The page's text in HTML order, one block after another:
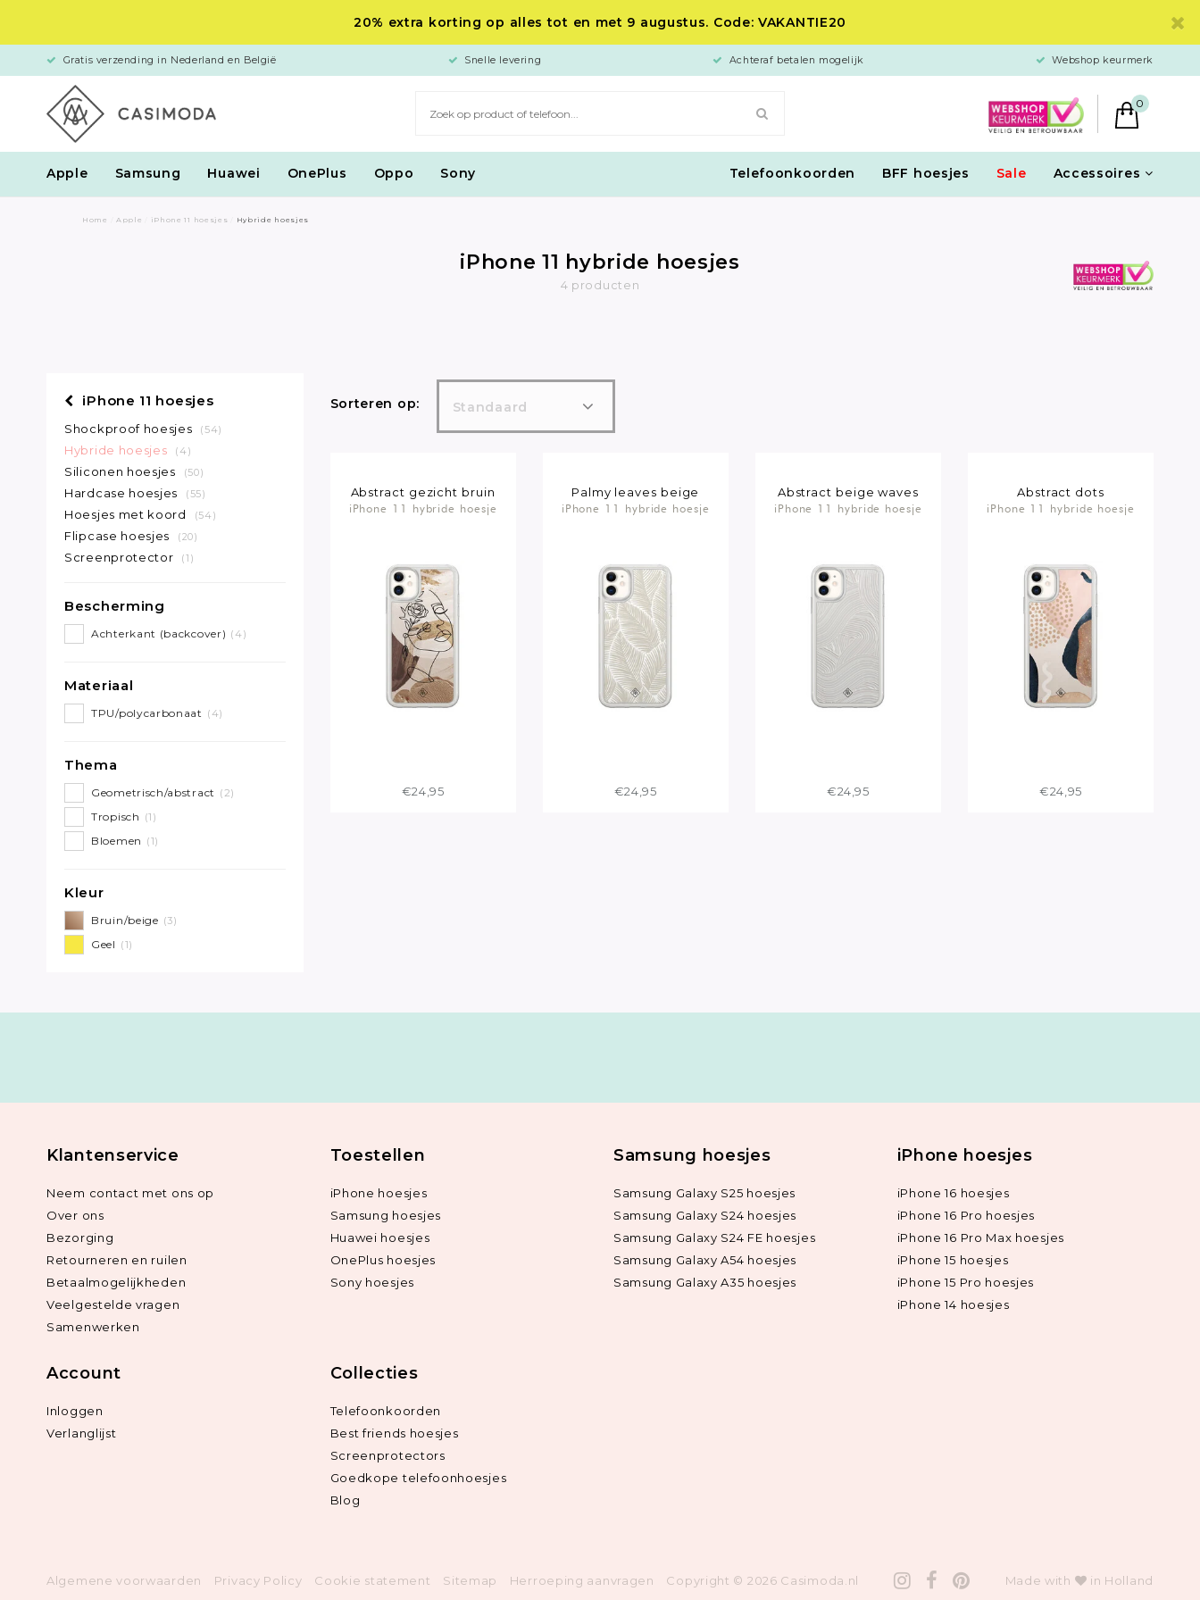
20% extra korting op alles tot en met 9 augustus. Code: VAKANTIE20
Gratis verzending in Nederland en België Snelle levering Achteraf betalen mogelijk Webshop keurmerk
0
Apple Samsung Huawei OnePlus Oppo Sony Telefoonkoorden BFF hoesjes Sale Accessoires
Home Apple iPhone 11 hoesjes Hybride hoesjes
iPhone 11 hybride hoesjes
4 producten
iPhone 11 hoesjes
Shockproof hoesjes (54)
Hybride hoesjes (4)
Siliconen hoesjes (50)
Hardcase hoesjes (55)
Hoesjes met koord (54)
Flipcase hoesjes (20)
Screenprotector (1)
Bescherming
Achterkant (backcover) (4)
Materiaal
TPU/polycarbonaat (4)
Thema
Geometrisch/abstract (2)
Tropisch (1)
Bloemen (1)
Kleur
Bruin/beige (3)
Geel (1)
Sorteren op: Standaard
Abstract gezicht bruin
iPhone 11 hybride hoesje
€24,95
Palmy leaves beige
iPhone 11 hybride hoesje
€24,95
Abstract beige waves
iPhone 11 hybride hoesje
€24,95
Abstract dots
iPhone 11 hybride hoesje
€24,95
Klantenservice
Neem contact met ons op
Over ons
Bezorging
Retourneren en ruilen
Betaalmogelijkheden
Veelgestelde vragen
Samenwerken
Toestellen
iPhone hoesjes
Samsung hoesjes
Huawei hoesjes
OnePlus hoesjes
Sony hoesjes
Samsung hoesjes
Samsung Galaxy S25 hoesjes
Samsung Galaxy S24 hoesjes
Samsung Galaxy S24 FE hoesjes
Samsung Galaxy A54 hoesjes
Samsung Galaxy A35 hoesjes
iPhone hoesjes
iPhone 16 hoesjes
iPhone 16 Pro hoesjes
iPhone 16 Pro Max hoesjes
iPhone 15 hoesjes
iPhone 15 Pro hoesjes
iPhone 14 hoesjes
Account
Inloggen
Verlanglijst
Collecties
Telefoonkoorden
Best friends hoesjes
Screenprotectors
Goedkope telefoonhoesjes
Blog
Algemene voorwaarden Privacy Policy Cookie statement Sitemap Herroeping aanvragen Copyright © 2026 Casimoda.nl Made with in Holland